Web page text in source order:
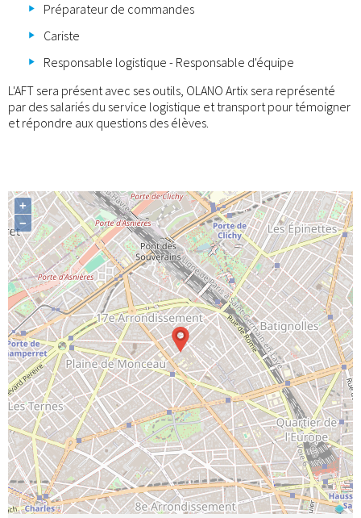
Préparateur de commandes
Cariste
Responsable logistique - Responsable d'équipe
L'AFT sera présent avec ses outils, OLANO Artix sera représenté
par des salariés du service logistique et transport pour témoigner
et répondre aux questions des élèves.
+
−